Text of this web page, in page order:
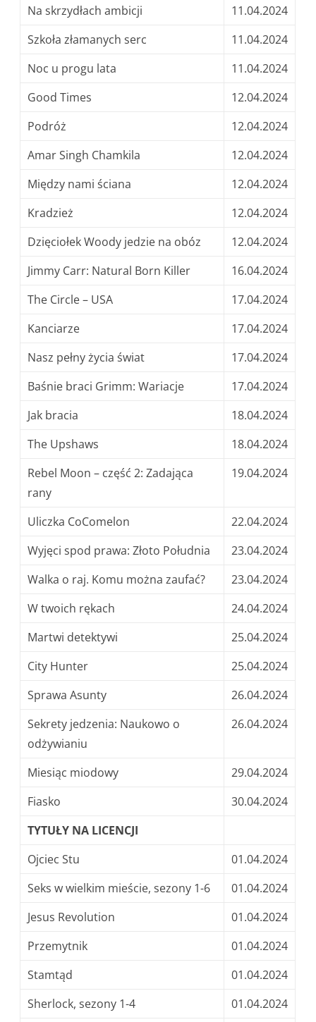
Na skrzydłach ambicji
11.04.2024
Szkoła złamanych serc
11.04.2024
Noc u progu lata
11.04.2024
Good Times
12.04.2024
Podróż
12.04.2024
Amar Singh Chamkila
12.04.2024
Między nami ściana
12.04.2024
Kradzież
12.04.2024
Dzięciołek Woody jedzie na obóz
12.04.2024
Jimmy Carr: Natural Born Killer
16.04.2024
The Circle – USA
17.04.2024
Kanciarze
17.04.2024
Nasz pełny życia świat
17.04.2024
Baśnie braci Grimm: Wariacje
17.04.2024
Jak bracia
18.04.2024
The Upshaws
18.04.2024
Rebel Moon – część 2: Zadająca
rany
19.04.2024
Uliczka CoComelon
22.04.2024
Wyjęci spod prawa: Złoto Południa
23.04.2024
Walka o raj. Komu można zaufać?
23.04.2024
W twoich rękach
24.04.2024
Martwi detektywi
25.04.2024
City Hunter
25.04.2024
Sprawa Asunty
26.04.2024
Sekrety jedzenia: Naukowo o
odżywianiu
26.04.2024
Miesiąc miodowy
29.04.2024
Fiasko
30.04.2024
TYTUŁY NA LICENCJI
Ojciec Stu
01.04.2024
Seks w wielkim mieście, sezony 1-6
01.04.2024
Jesus Revolution
01.04.2024
Przemytnik
01.04.2024
Stamtąd
01.04.2024
Sherlock, sezony 1-4
01.04.2024